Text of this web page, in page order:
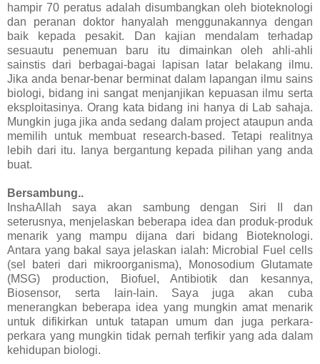
hampir 70 peratus adalah disumbangkan oleh bioteknologi
dan peranan doktor hanyalah menggunakannya dengan
baik kepada pesakit. Dan kajian mendalam terhadap
sesuautu penemuan baru itu dimainkan oleh ahli-ahli
sainstis dari berbagai-bagai lapisan latar belakang ilmu.
Jika anda benar-benar berminat dalam lapangan ilmu sains
biologi, bidang ini sangat menjanjikan kepuasan ilmu serta
eksploitasinya. Orang kata bidang ini hanya di Lab sahaja.
Mungkin juga jika anda sedang dalam project ataupun anda
memilih untuk membuat research-based. Tetapi realitnya
lebih dari itu. Ianya bergantung kepada pilihan yang anda
buat.
Bersambung..
InshaAllah saya akan sambung dengan Siri II dan
seterusnya, menjelaskan beberapa idea dan produk-produk
menarik yang mampu dijana dari bidang Bioteknologi.
Antara yang bakal saya jelaskan ialah: Microbial Fuel cells
(sel bateri dari mikroorganisma), Monosodium Glutamate
(MSG) production, Biofuel, Antibiotik dan kesannya,
Biosensor, serta lain-lain. Saya juga akan cuba
menerangkan beberapa idea yang mungkin amat menarik
untuk difikirkan untuk tatapan umum dan juga perkara-
perkara yang mungkin tidak pernah terfikir yang ada dalam
kehidupan biologi.